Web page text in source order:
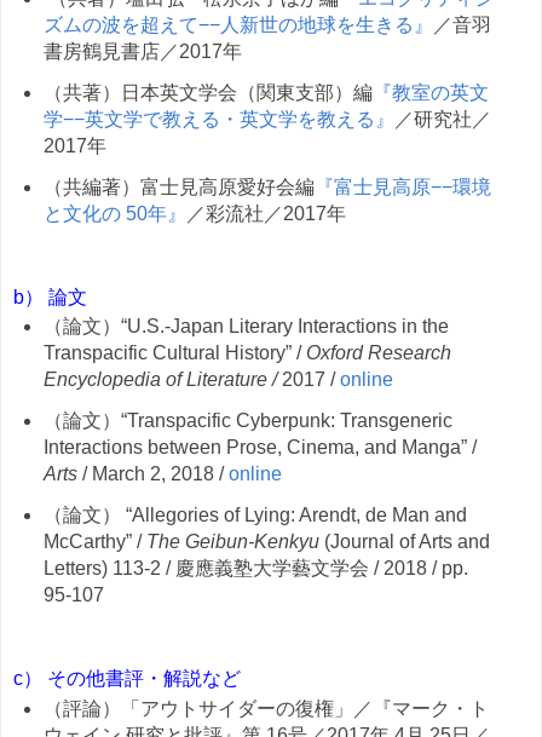
ズムの波を超えて−−人新世の地球を生きる』
／音羽
書房鶴見書店／2017年
（共著）日本英文学会（関東支部）編『教室の英文
学−−英文学で教える・英文学を教える』
／研究社／
2017年
（共編著）富士見高原愛好会編『富士見高原−−環境
と文化の 50年』
／彩流社／2017年
b）
論文
（論文）“U.S.-Japan Literary Interactions in the
Transpacific Cultural History” / Oxford Research
Encyclopedia of Literature /2017 / online
（論文）“Transpacific Cyberpunk: Transgeneric
Interactions between Prose, Cinema, and Manga” /
Arts/ March 2, 2018 /online
（論文） “Allegories of Lying: Arendt, de Man and
McCarthy” / The Geibun-Kenkyu(Journal of Arts and
Letters) 113-2 / 慶應義塾大学藝文学会 / 2018 / pp.
95-107
c）
その他書評・解説など
（評論）「アウトサイダーの復権」／『マーク・ト